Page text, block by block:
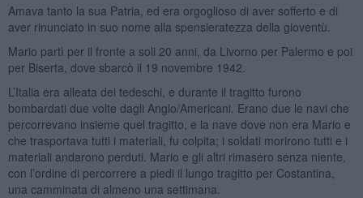
Amava tanto la sua Patria, ed era orgoglioso di aver sofferto e di
aver rinunciato in suo nome alla spensieratezza della gioventù.
Mario partì per il fronte a soli 20 anni, da Livorno per Palermo e poi
per Biserta, dove sbarcò il 19 novembre 1942.
L’Italia era alleata dei tedeschi, e durante il tragitto furono
bombardati due volte dagli Anglo/Americani. Erano due le navi che
percorrevano insieme quel tragitto, e la nave dove non era Mario e
che trasportava tutti i materiali, fu colpita; i soldati morirono tutti e i
materiali andarono perduti. Mario e gli altri rimasero senza niente,
con l’ordine di percorrere a piedi il lungo tragitto per Costantina,
una camminata di almeno una settimana.